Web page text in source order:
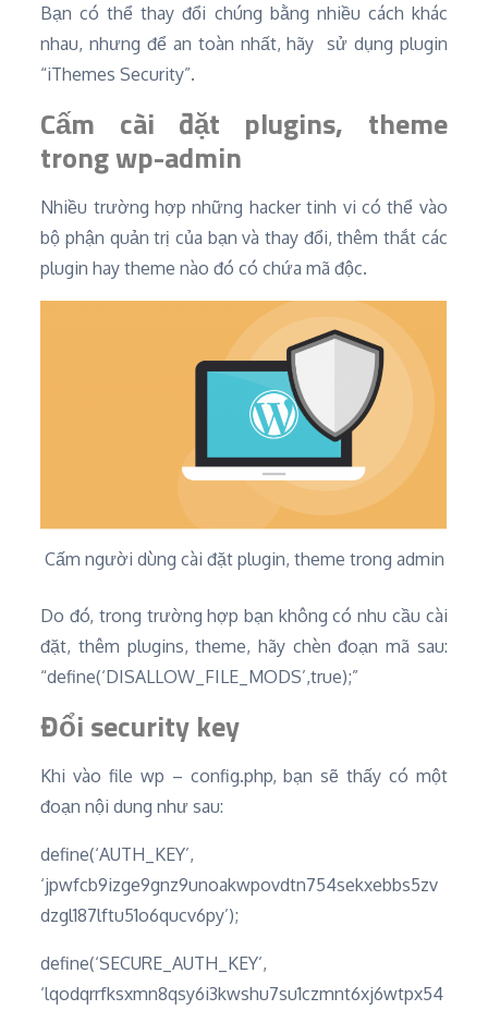
Bạn có thể thay đổi chúng bằng nhiều cách khác
nhau, nhưng để an toàn nhất, hãy sử dụng plugin
“iThemes Security”.
Cấm cài đặt plugins, theme
trong wp-admin
Nhiều trường hợp những hacker tinh vi có thể vào
bộ phận quản trị của bạn và thay đổi, thêm thắt các
plugin hay theme nào đó có chứa mã độc.
Cấm người dùng cài đặt plugin, theme trong admin
Do đó, trong trường hợp bạn không có nhu cầu cài
đặt, thêm plugins, theme, hãy chèn đoạn mã sau:
“define(‘DISALLOW_FILE_MODS’,true);”
Đổi security key
Khi vào file wp – config.php, bạn sẽ thấy có một
đoạn nội dung như sau:
define(‘AUTH_KEY’,
‘jpwfcb9izge9gnz9unoakwpovdtn754sekxebbs5zv
dzgl187lftu51o6qucv6py’);
define(‘SECURE_AUTH_KEY’,
‘lqodqrrfksxmn8qsy6i3kwshu7su1czmnt6xj6wtpx54